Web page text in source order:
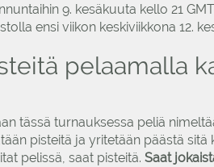
9. kesäkuuta kello 21
ensi viikon keskiviikkona 12.
pelaamalla
tässä turnauksessa peliä
pisteitä ja yritetään päästä
pelissä, saat pisteitä. Saat